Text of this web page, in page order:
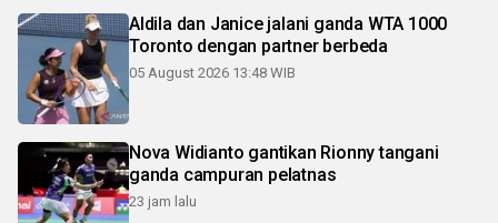
Aldila dan Janice jalani ganda WTA 1000
Toronto dengan partner berbeda
05 August 2026 13:48 WIB
Nova Widianto gantikan Rionny tangani
ganda campuran pelatnas
23 jam lalu